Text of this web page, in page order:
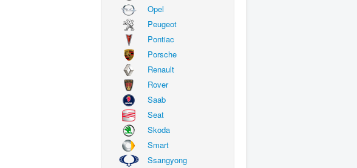
Opel
Peugeot
Pontiac
Porsche
Renault
Rover
Saab
Seat
Skoda
Smart
Ssangyong